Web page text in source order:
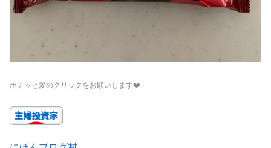
ポチッと愛のクリックをお願いします❤️